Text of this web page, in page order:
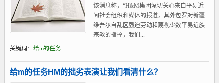
该消息称，“H&M集团深切关心来自平易近
间社会组织和媒体的报道，其外包罗对新疆
维吾尔自乱区强迫劳动和蔑视少数平易近族
宗教的指控，我们...
关键词： 给m的任务
给m的任务HM的拙劣表演让我们看清什么？